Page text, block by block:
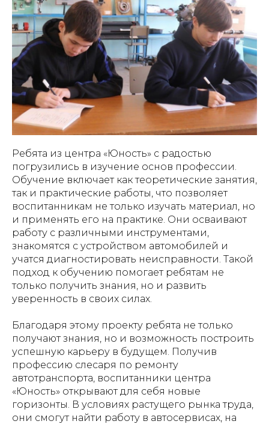
Ребята из центра «Юность» с радостью
погрузились в изучение основ профессии.
Обучение включает как теоретические занятия,
так и практические работы, что позволяет
воспитанникам не только изучать материал, но
и применять его на практике. Они осваивают
работу с различными инструментами,
знакомятся с устройством автомобилей и
учатся диагностировать неисправности. Такой
подход к обучению помогает ребятам не
только получить знания, но и развить
уверенность в своих силах.
Благодаря этому проекту ребята не только
получают знания, но и возможность построить
успешную карьеру в будущем. Получив
профессию слесаря по ремонту
автотранспорта, воспитанники центра
«Юность» открывают для себя новые
горизонты. В условиях растущего рынка труда,
они смогут найти работу в автосервисах, на